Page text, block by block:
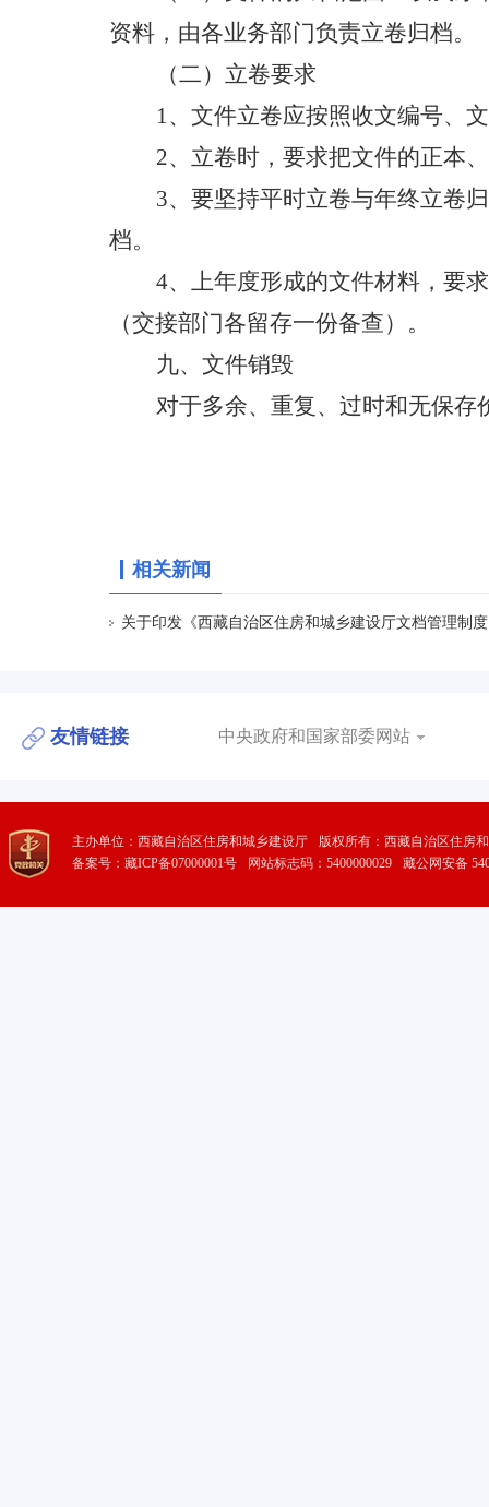
资料，由各业务部门负责立卷归档。
（二） 立卷要求
1、文件立卷应按照收文编号、
2、立卷时，要求把文件的正本、
3、要坚持平时立卷与年终立卷
档。
4、上年度形成的文件材料，要
（交接部门各留存一份备查）。
九、文件销毁
对于多余、重复、过时和无保
相关新闻
关于印发《西藏自治区住房和城乡建设厅文档管理制
友情链接 中央政府和国家部委网站
主办单位：西藏自治区住房和城乡建设厅
版权所有：西藏自治区住房
备案号：藏ICP备07000001号
网站标志码：5400000029 藏公网安备